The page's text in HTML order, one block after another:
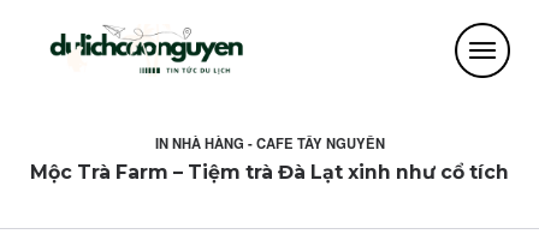
INNHÀ HÀNG - CAFE TÂY NGUYÊN
Mộc Trà Farm – Tiệm trà Đà Lạt xinh như cổ tích